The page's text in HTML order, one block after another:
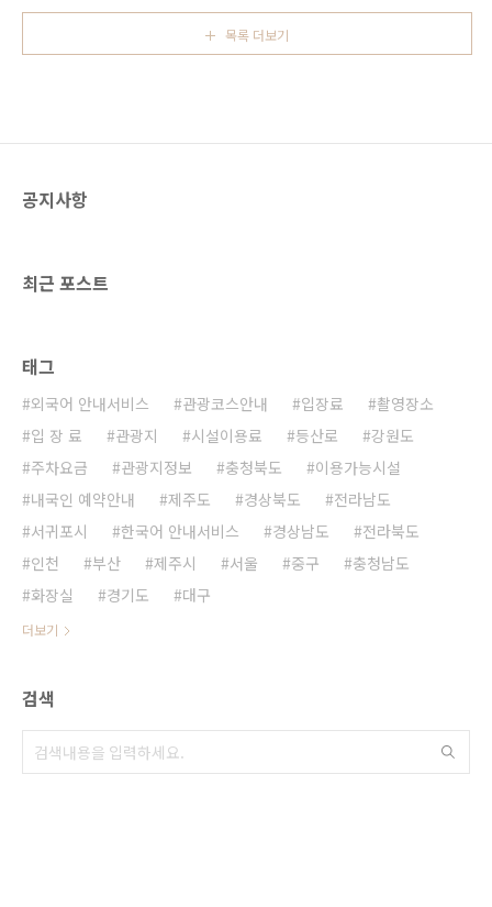
모는 달라질 수 있다. ※ 소개 정보 - 문의및안내
대구관광정..
를 넘나드는 속도로 짜릿함을 더했다. 만학천봉
장권과 짚와이어 이용권을 같이 구매해야 전망
목록 더보기
공지사항
최근 포스트
태그
외국어 안내서비스 관광코스안내 입장료
촬영장소
입 장 료
관광지 시설이용료 등산로
강원도
주차요금
관광지정보 충청북도
이용가능시설
내국인 예약안내
제주도 경상북도
전라남도
서귀포시
한국어 안내서비스 경상남도
전라북도
인천
부산 제주시 서울 중구
충청남도
화장실
경기도 대구
더보기
검색